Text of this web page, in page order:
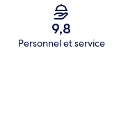
9,8
Personnel et service